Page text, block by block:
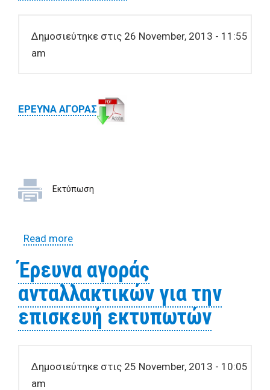
Δημοσιεύτηκε στις 26 November, 2013 - 11:55
am
ΕΡΕΥΝΑ ΑΓΟΡΑΣ
Εκτύπωση
Read moreabout Έρευνα αγοράς για την προμήθεια
Έρευνα αγοράς
ανταλλακτικών για την
επισκευή εκτυπωτών
Δημοσιεύτηκε στις 25 November, 2013 - 10:05
am